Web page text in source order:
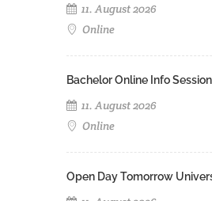
11. August 2026
Online
Bachelor Online Info Session
11. August 2026
Online
Open Day Tomorrow